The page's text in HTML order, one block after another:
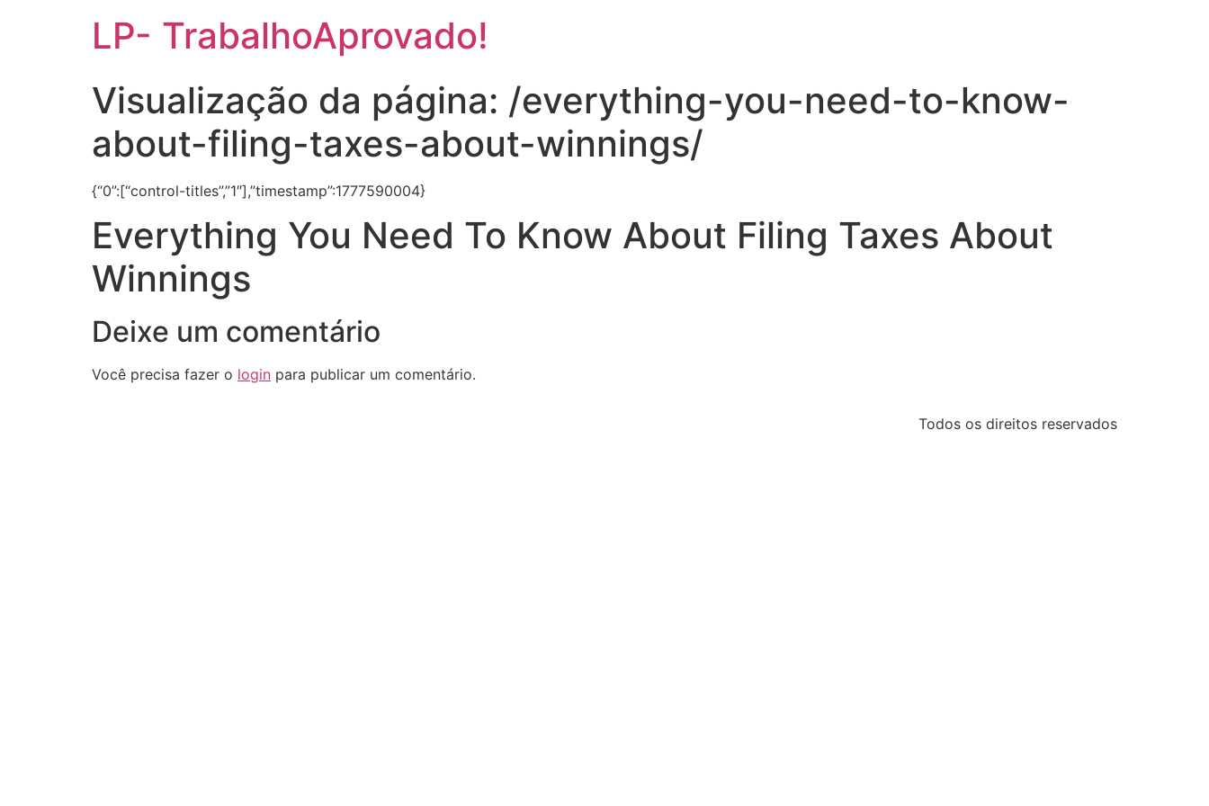
LP- TrabalhoAprovado!
Visualização da página: /everything-you-need-to-know-
about-filing-taxes-about-winnings/
{“0”:[“control-titles”,”1″],”timestamp”:1777590004}
Everything You Need To Know About Filing Taxes About
Winnings
Deixe um comentário
Você precisa fazer o login para publicar um comentário.
Todos os direitos reservados